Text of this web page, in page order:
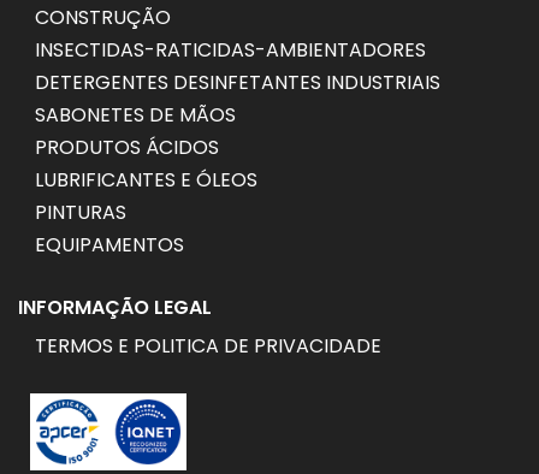
CONSTRUÇÃO
INSECTIDAS-RATICIDAS-AMBIENTADORES
DETERGENTES DESINFETANTES INDUSTRIAIS
SABONETES DE MÃOS
PRODUTOS ÁCIDOS
LUBRIFICANTES E ÓLEOS
PINTURAS
EQUIPAMENTOS
INFORMAÇÃO LEGAL
TERMOS E POLITICA DE PRIVACIDADE